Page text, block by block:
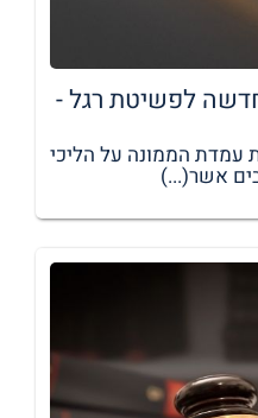
לפשיטת רגל -
עמדת הממונה על הליכי
אשר(...)